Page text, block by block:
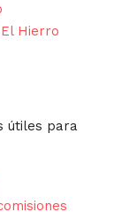
Hierro
útiles para